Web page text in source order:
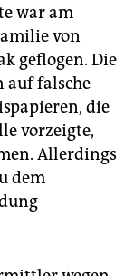
war am
von
geflogen. Die
auf falsche
die
vorzeigte,
Allerdings
dem